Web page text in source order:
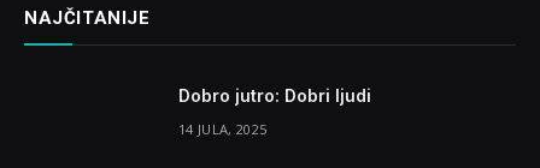
NAJČITANIJE
Dobro jutro: Dobri ljudi
14 JULA, 2025